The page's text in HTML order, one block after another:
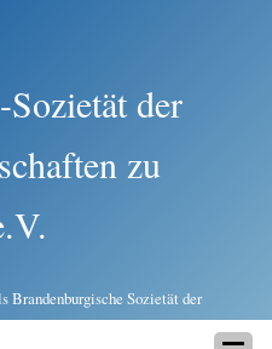
der
zu
Brandenburgische Sozietät der